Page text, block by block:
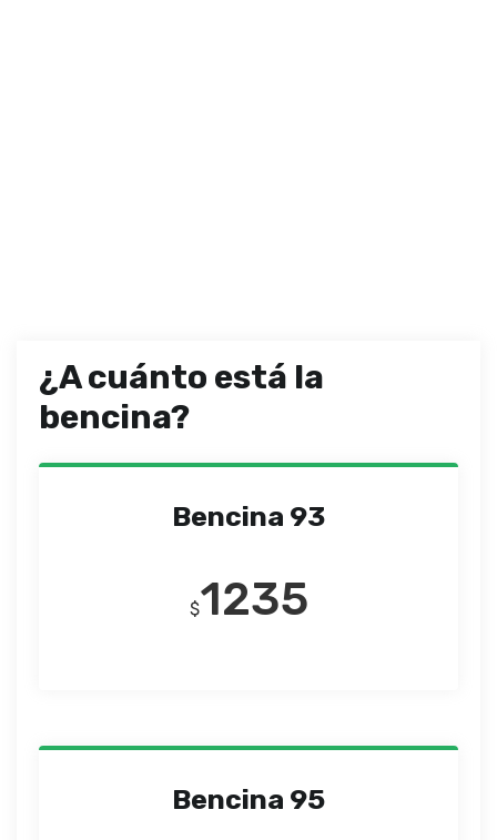
¿A cuánto está la
bencina?
Bencina 93
$1235
Bencina 95